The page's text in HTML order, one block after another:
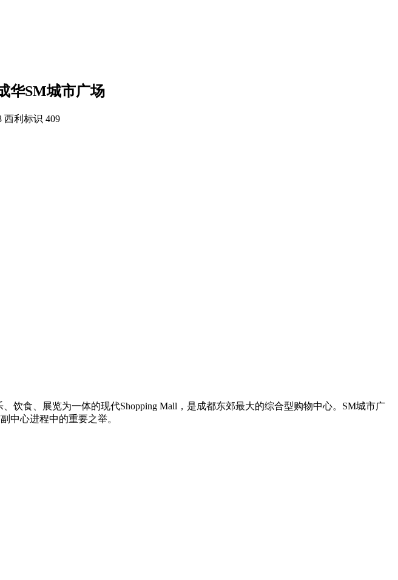
华SM城市广场
西利标识 409
食、展览为一体的现代Shopping Mall，是成都东郊最大的综合型购物中心。SM城市广
中心进程中的重要之举。